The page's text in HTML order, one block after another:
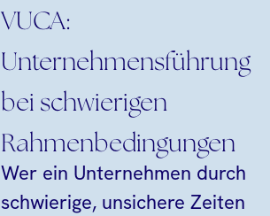
VUCA:
Unternehmensführung
bei schwierigen
Rahmenbedingungen
Wer ein Unternehmen durch
schwierige, unsichere Zeiten